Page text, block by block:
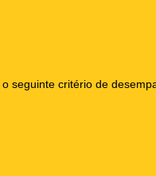
seguinte critério de